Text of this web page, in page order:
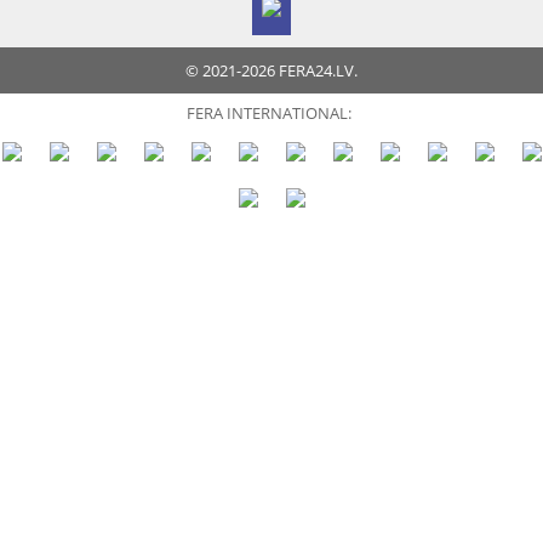
© 2021-2026 FERA24.LV.
FERA INTERNATIONAL: